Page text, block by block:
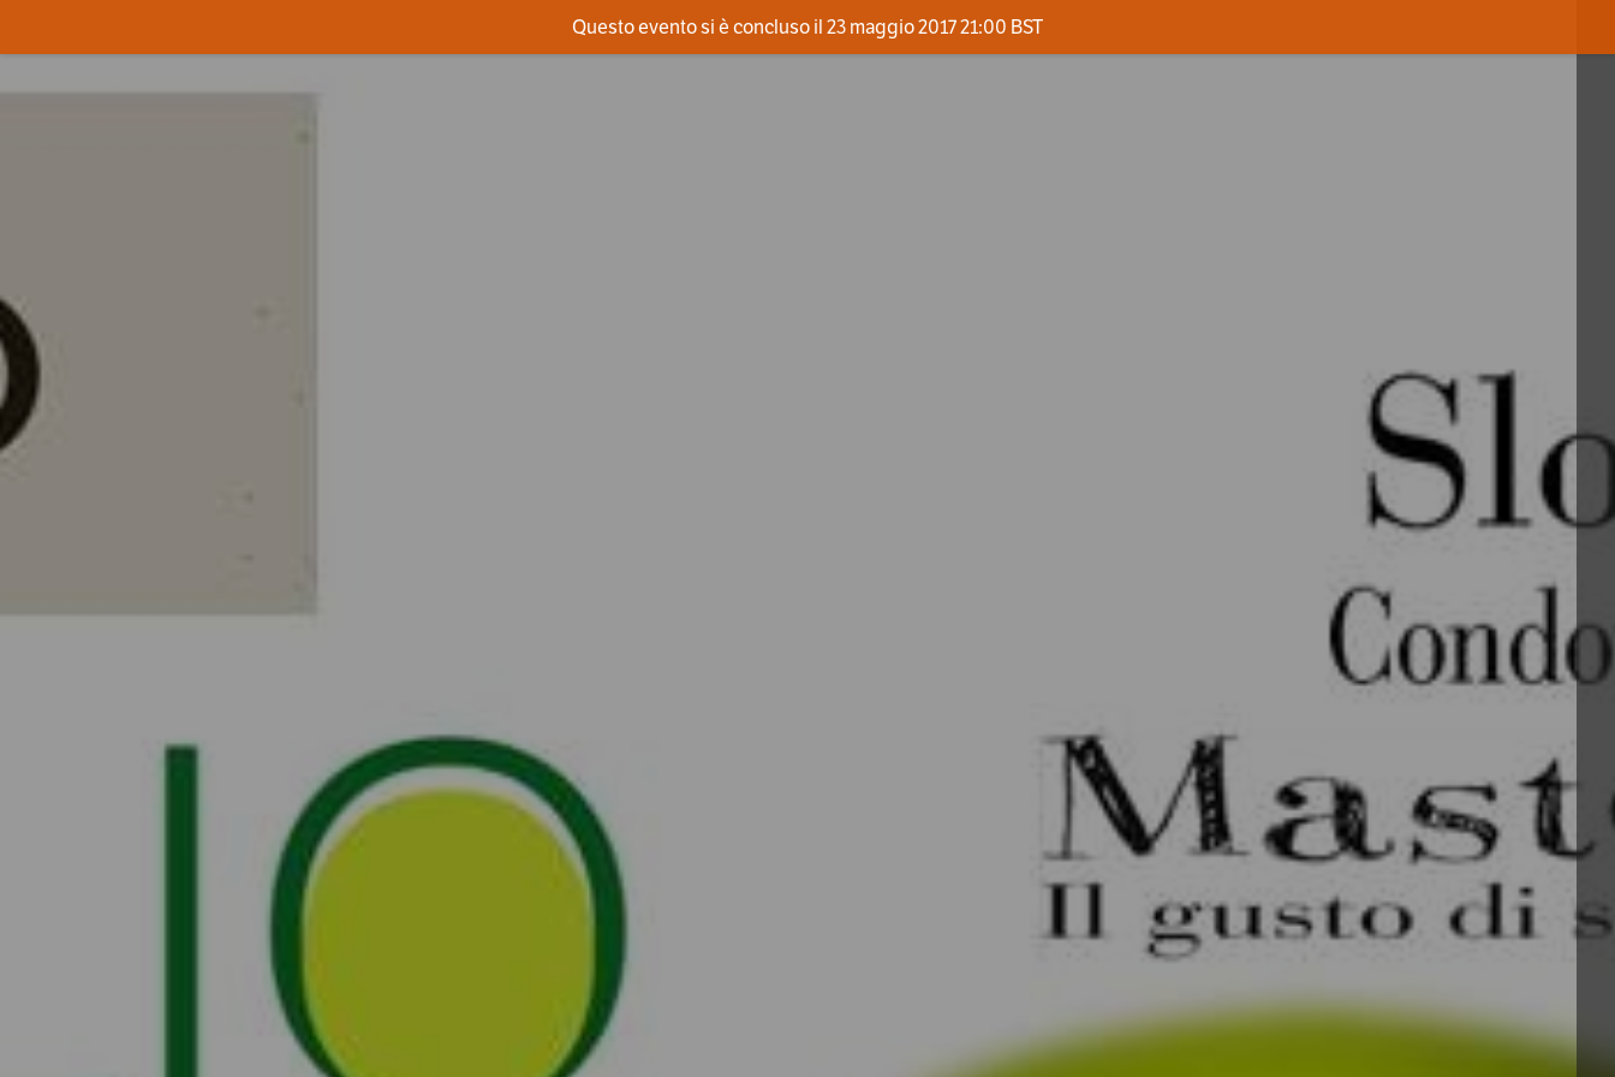
Questo evento si è concluso il 23 maggio 2017 21:00 BST